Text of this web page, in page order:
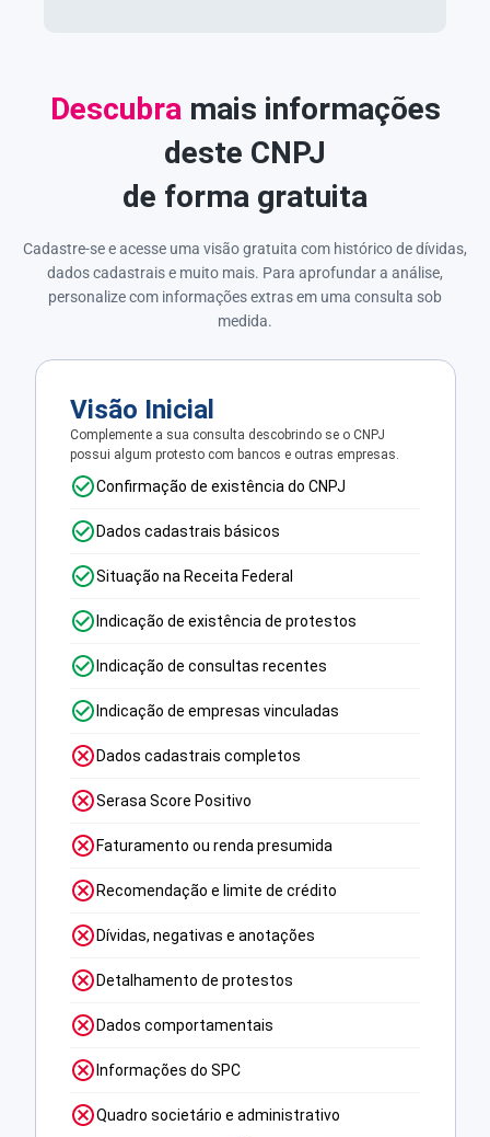
Descubra mais informações
deste CNPJ
de forma gratuita
Cadastre-se e acesse uma visão gratuita com histórico de dívidas,
dados cadastrais e muito mais. Para aprofundar a análise,
personalize com informações extras em uma consulta sob
medida.
Visão Inicial
Complemente a sua consulta descobrindo se o CNPJ
possui algum protesto com bancos e outras empresas.
Confirmação de existência do CNPJ
Dados cadastrais básicos
Situação na Receita Federal
Indicação de existência de protestos
Indicação de consultas recentes
Indicação de empresas vinculadas
Dados cadastrais completos
Serasa Score Positivo
Faturamento ou renda presumida
Recomendação e limite de crédito
Dívidas, negativas e anotações
Detalhamento de protestos
Dados comportamentais
Informações do SPC
Quadro societário e administrativo